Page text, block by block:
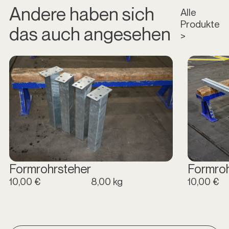
Andere haben sich
das auch angesehen
Alle
Produkte
>
Formrohrsteher
10,00 € 8,00 kg 10,00 €